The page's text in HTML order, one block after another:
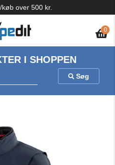
0
over 500 kr.
I SHOPPEN
Søg